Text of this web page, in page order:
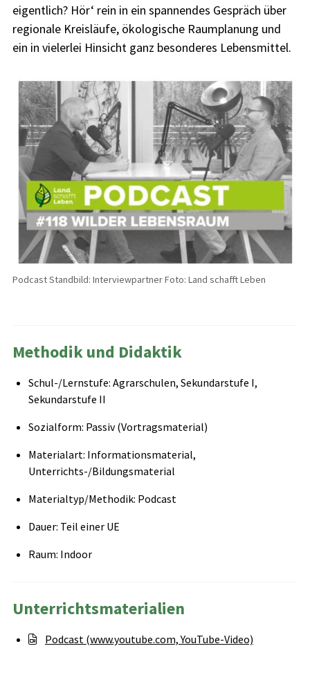
eigentlich? Hör‘ rein in ein spannendes Gespräch über
regionale Kreisläufe, ökologische Raumplanung und
ein in vielerlei Hinsicht ganz besonderes Lebensmittel.
Podcast Standbild: Interviewpartner Foto: Land schafft Leben
Methodik und Didaktik
Schul-/Lernstufe: Agrarschulen, Sekundarstufe I,
Sekundarstufe II
Sozialform: Passiv (Vortragsmaterial)
Materialart: Informationsmaterial,
Unterrichts-/Bildungsmaterial
Materialtyp/Methodik: Podcast
Dauer: Teil einer UE
Raum: Indoor
Unterrichtsmaterialien
Podcast (www.youtube.com, YouTube-Video)